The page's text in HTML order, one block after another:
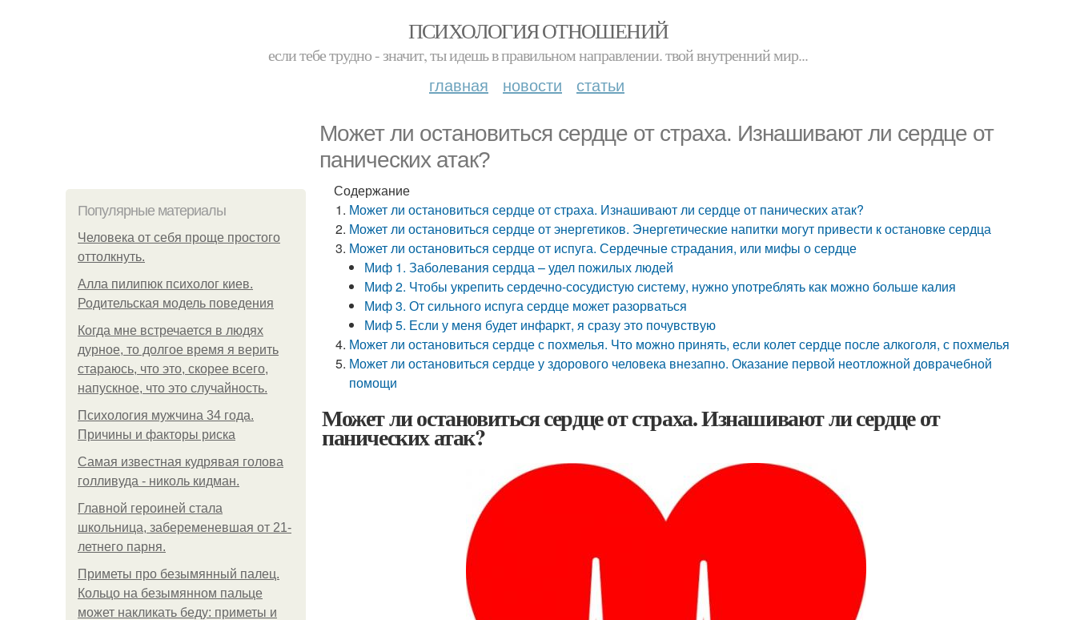
ПСИХОЛОГИЯ ОТНОШЕНИЙ
если тебе трудно - значит, ты идешь в правильном направлении. твой внутренний мир...
главная новости статьи
Может ли остановиться сердце от страха. Изнашивают ли сердце от
панических атак?
Популярные материалы
Человека от себя проще простого
оттолкнуть.
Алла пилипюк психолог киев.
Родительская модель поведения
Когда мне встречается в людях
дурное, то долгое время я верить
стараюсь, что это, скорее всего,
напускное, что это случайность.
Психология мужчина 34 года.
Причины и факторы риска
Самая известная кудрявая голова
голливуда - николь кидман.
Главной героиней стала
школьница, забеременевшая от 21-
летнего парня.
Приметы про безымянный палец.
Кольцо на безымянном пальце
может накликать беду: приметы и
Содержание
Может ли остановиться сердце от страха. Изнашивают ли сердце от панических атак?
Может ли остановиться сердце от энергетиков. Энергетические напитки могут привести к остановке сердца
Может ли остановиться сердце от испуга. Сердечные страдания, или мифы о сердце
Миф 1. Заболевания сердца – удел пожилых людей
Миф 2. Чтобы укрепить сердечно-сосудистую систему, нужно употреблять как можно больше калия
Миф 3. От сильного испуга сердце может разорваться
Миф 5. Если у меня будет инфаркт, я сразу это почувствую
Может ли остановиться сердце с похмелья. Что можно принять, если колет сердце после алкоголя, с похмелья
Может ли остановиться сердце у здорового человека внезапно. Оказание первой неотложной доврачебной
помощи
Может ли остановиться сердце от страха. Изнашивают ли сердце от
панических атак?